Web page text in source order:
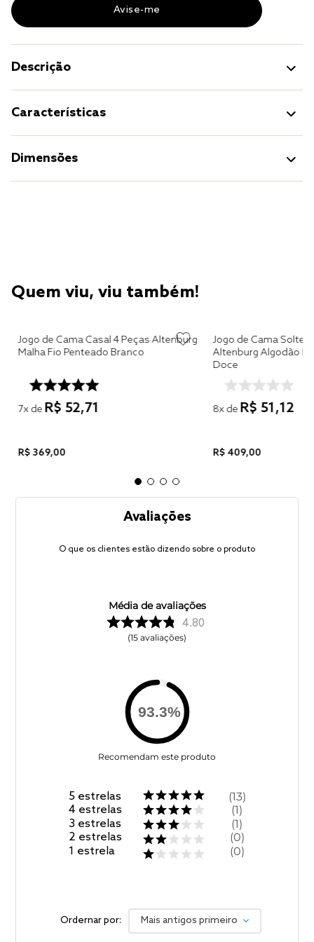
Descrição
Características
Dimensões
Quem viu, viu também!
Jogo de Cama Casal 4 Peças Altenburg
Malha Fio Penteado Branco
7x de R$ 52,71
R$ 369,00
Jogo de Cama
Altenburg Algodão
Doce
8x de R$ 51,12
R$409,00
Avaliações
O que os clientes estão dizendo sobre o produto
Média de avaliações
4.80
15 avaliações
93.3%
Recomendam este produto
5 estrelas
4 estrelas
3 estrelas
2 estrelas
1 estrela
13
1
1
0
0
Ordernar por: Mais antigos primeiro